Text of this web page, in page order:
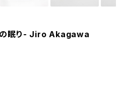
の眠り- Jiro Akagawa